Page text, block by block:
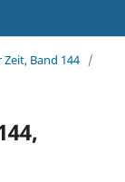
Band 144 /